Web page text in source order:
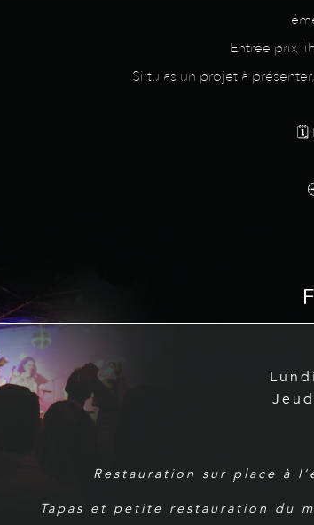
Entrée prix
Si tu as un projet à
🗓️
Restauration sur place à
Tapas et petite restauration du